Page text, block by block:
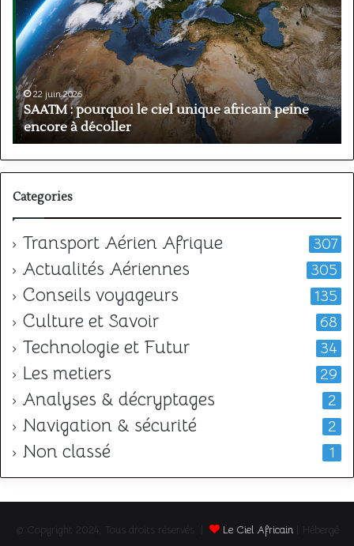
pourquoi
le
ciel
unique
africain
peine
encore
à
décoller
22 juin 2026
SAATM : pourquoi le ciel unique africain peine
encore à décoller
Categories
Transport Aérien Afrique 307
Actualités Aériennes 305
Conseils voyageurs 135
Culture et Savoir 68
Technologie et Futur 34
Les metiers 29
Analyses & décryptages 2
Navigation & sécurité 2
Non classé 1
© Copyright 2024, Tous droits réservés | Le Ciel Africain| Hébergé